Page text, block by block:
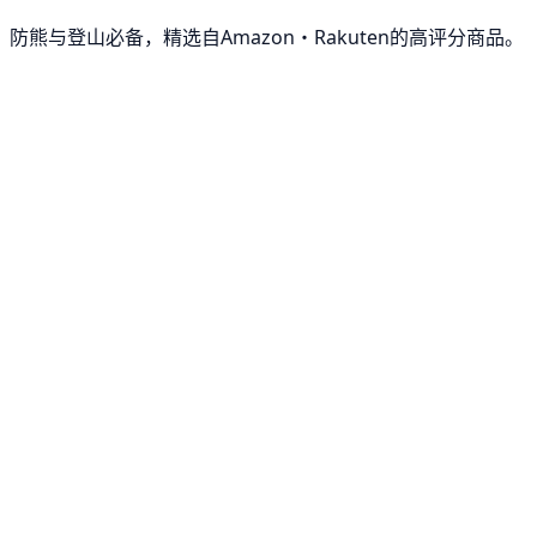
防熊与登山必备，精选自Amazon・Rakuten的高评分商品。